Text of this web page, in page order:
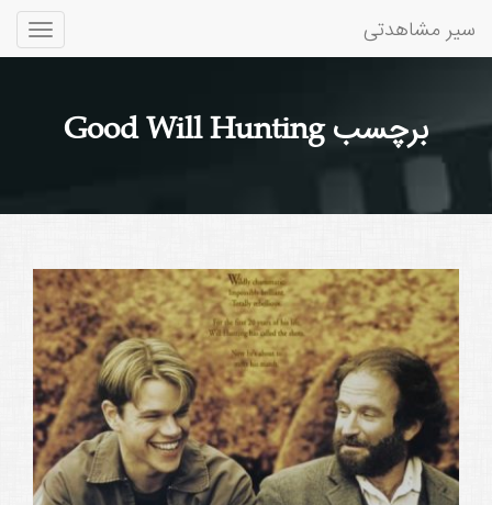
سیر مشاهدتی
برچسب Good Will Hunting